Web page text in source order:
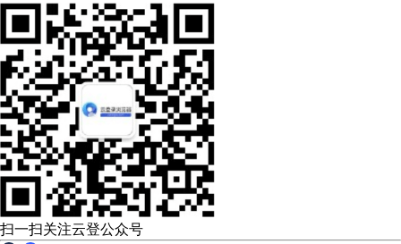
扫一扫关注云登公众号